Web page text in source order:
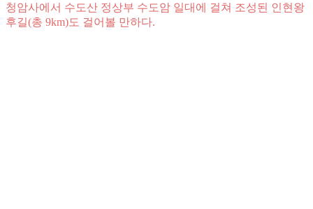
청암사에서 수도산 정상부 수도암 일대에 걸쳐 조성된 인현왕
후길(총 9km)도 걸어볼 만하다.